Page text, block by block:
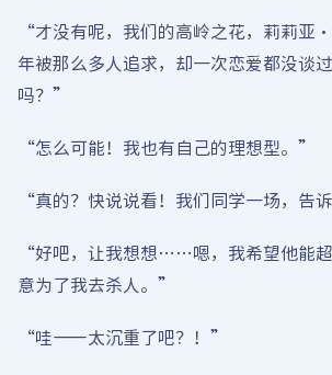
“才没有呢，我们的高岭之花，莉莉亚
年被那么多人追求，却一次恋爱都没谈
吗？”
“怎么可能！我也有自己的理想型。”
“真的？快说说看！我们同学一场，告
“好吧，让我想想……嗯，我希望他能
意为了我去杀人。”
“哇——太沉重了吧？！”